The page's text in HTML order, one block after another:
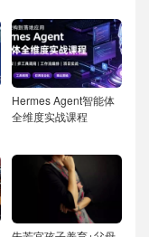
Hermes Agent智能体
全维度实战课程